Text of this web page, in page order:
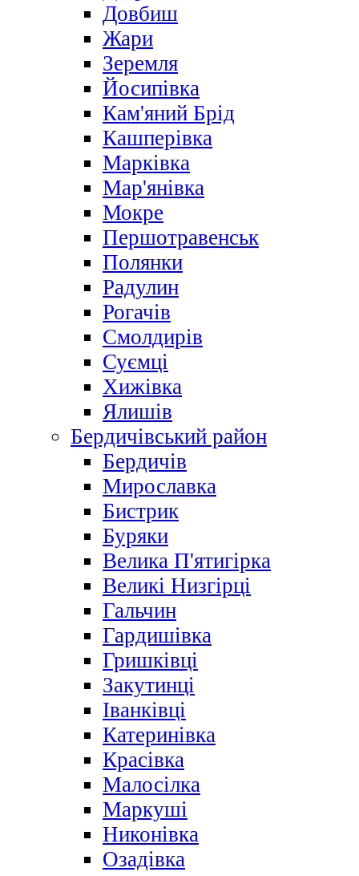
Довбиш
Жари
Зеремля
Йосипівка
Кам'яний Брід
Кашперівка
Марківка
Мар'янівка
Мокре
Першотравенськ
Полянки
Радулин
Рогачів
Смолдирів
Суємці
Хижівка
Ялишів
Бердичівський район
Бердичів
Мирославка
Бистрик
Буряки
Велика П'ятигірка
Великі Низгірці
Гальчин
Гардишівка
Гришківці
Закутинці
Іванківці
Катеринівка
Красівка
Малосілка
Маркуші
Никонівка
Озадівка